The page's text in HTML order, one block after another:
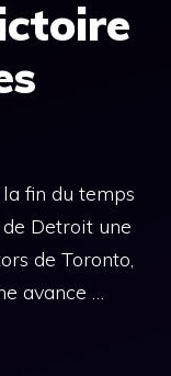
fin du temps
Detroit une
de Toronto,
avance …